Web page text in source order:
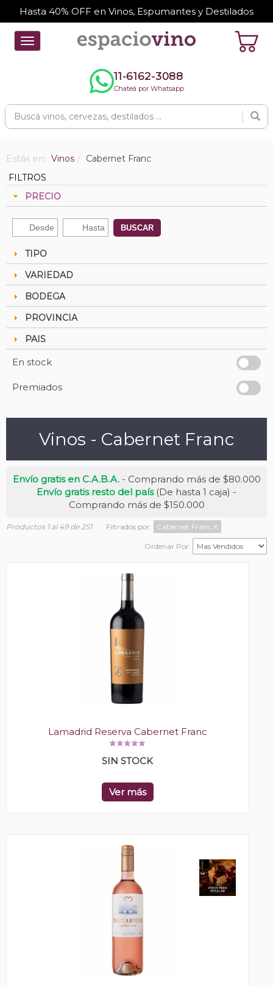
Hasta 40% OFF en Vinos, Espumantes y Destilados
Toggle
navigation
11-6162-3088
Chateá por Whatsapp
Estás en: Vinos
Cabernet Franc
FILTROS
PRECIO
BUSCAR
TIPO
VARIEDAD
BODEGA
PROVINCIA
PAIS
En stock
Premiados
Vinos - Cabernet Franc
Envío gratis en C.A.B.A.- Comprando más de $80.000
Envío gratis resto del país(De hasta 1 caja) -
Comprando más de $150.000
Productos 1 al 49 de 251 Filtrados por: Cabernet Franc X
Ordenar Por:
Lamadrid Reserva Cabernet Franc
SIN STOCK
Ver más